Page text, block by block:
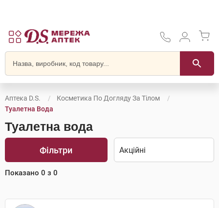
Аптека D.S.
Косметика По Догляду За Тілом
Туалетна Вода
Туалетна вода
Фільтри
Показано 0 з 0